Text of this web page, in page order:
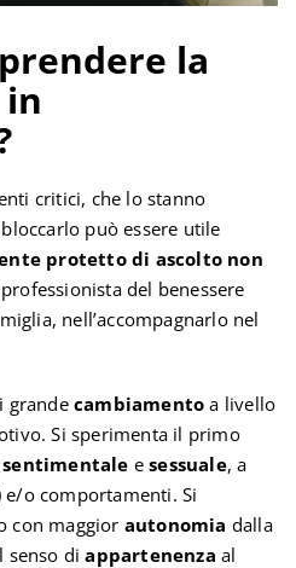
la
critici, che lo stanno
può essere utile
protetto di ascolto non
del benessere
nell’accompagnarlo nel
grande cambiamento a livello
Si sperimenta il primo
sentimentale esessuale, a
o comportamenti. Si
con maggior autonomia dalla
senso diappartenenza al